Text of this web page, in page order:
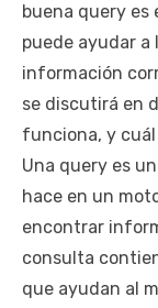
buena query es
puede ayudar a
información
se discutirá en
funciona, y cuál
Una query es
hace en un
encontrar
consulta
que ayudan al